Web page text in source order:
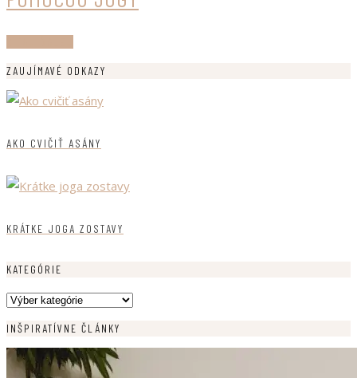
ZAUJÍMAVÉ ODKAZY
AKO CVIČIŤ ASÁNY
KRÁTKE JOGA ZOSTAVY
KATEGÓRIE
Kategórie
INŠPIRATÍVNE ČLÁNKY